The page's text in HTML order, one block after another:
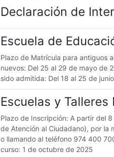
Declaración de
Escuela de
Plazo de Matrícula para antiguos
nuevos: Del 25 al 29 de mayo de
sido admitida: Del 18 al 25 de
Escuelas y
Plazo de Inscripción: A partir del
de Atención al Ciudadano), por la
o llamando al teléfono 974 400
curso: 1 de octubre de 2025